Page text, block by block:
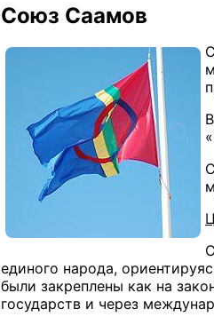
Союз Саамов
единого народа,
были закреплены как на
государств и через